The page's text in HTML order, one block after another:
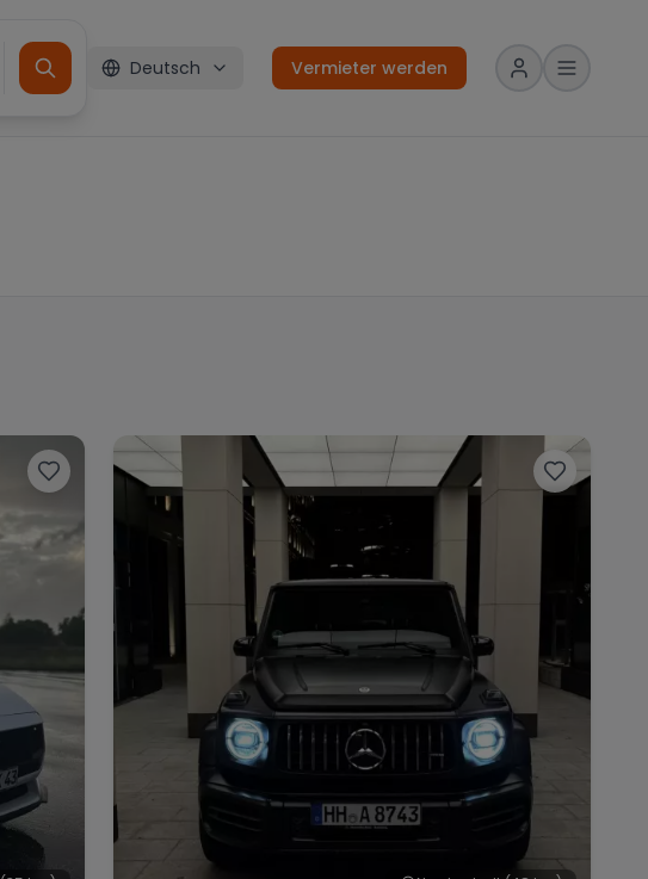
Deutsch Vermieter werden